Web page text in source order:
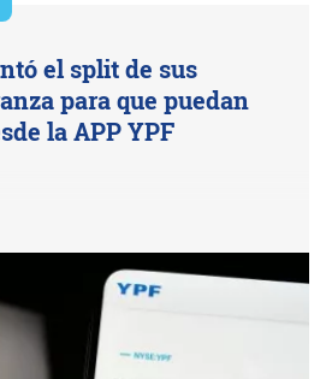
el split de sus
para que puedan
la APP YPF